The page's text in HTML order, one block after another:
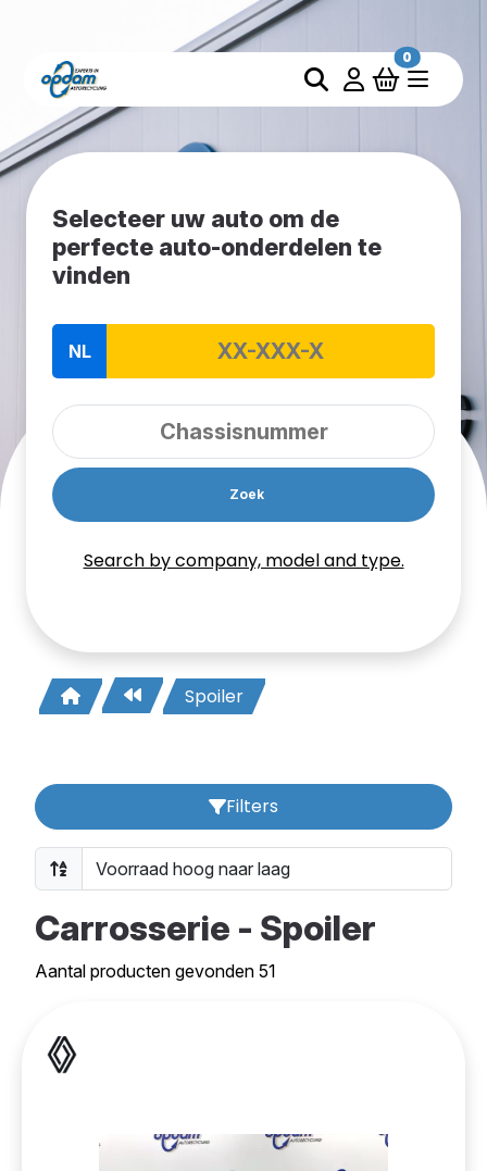
0
Selecteer uw auto om de
perfecte auto-onderdelen te
vinden
NL
Zoek
Search by company, model and type.
Spoiler
Filters
Carrosserie - Spoiler
Aantal producten gevonden 51